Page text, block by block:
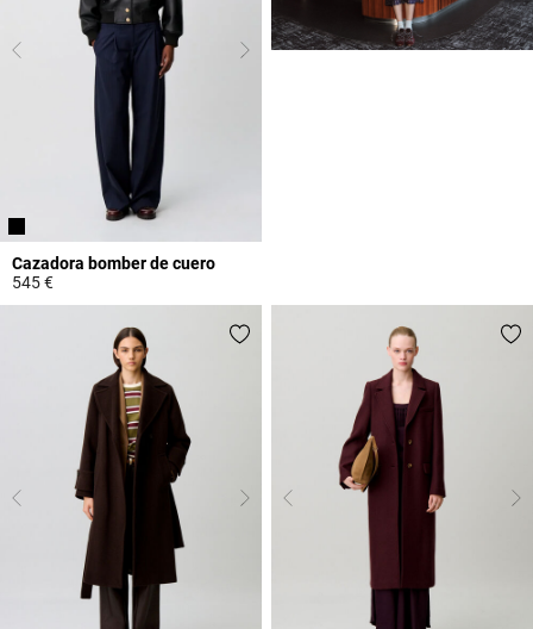
Cazadora bomber de cuero
545 €
5 out of 5 Customer Rating